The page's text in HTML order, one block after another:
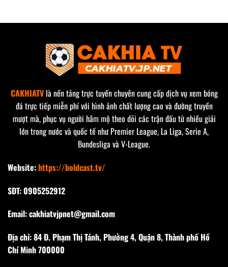
CAKHIATVlà nền tảng trực tuyến chuyên cung cấp dịch vụ xem bóng
đá trực tiếp miễn phí với hình ảnh chất lượng cao và đường truyền
mượt mà, phục vụ người hâm mộ theo dõi các trận đấu từ nhiều giải
lớn trong nước và quốc tế như Premier League, La Liga, Serie A,
Bundesliga và V-League.
Website:https://boldcast.tv/
SĐT: 0905252912
Email:cakhiatvjpnet@gmail.com
Địa chỉ: 84 Đ. Phạm Thị Tánh, Phường 4, Quận 8, Thành phố Hồ
Chí Minh 700000